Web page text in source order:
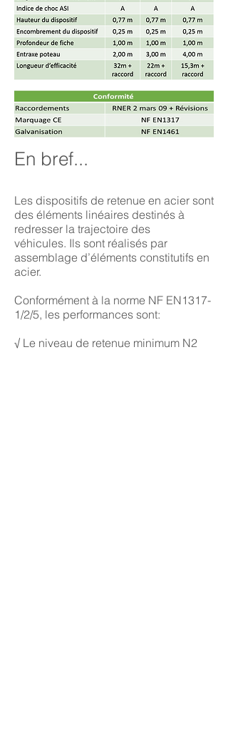
En bref...
Les dispositifs de retenue en acier sont
des éléments linéaires destinés à
redresser la trajectoire des
véhicules. Ils sont réalisés par
assemblage d’éléments constitutifs en
acier.
Conformément à la norme NF EN1317-
1/2/5, les performances sont:
√ Le niveau de retenue minimum N2